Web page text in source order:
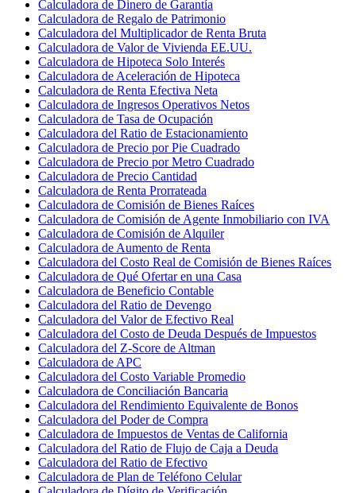
Calculadora de Dinero de Garantía
Calculadora de Regalo de Patrimonio
Calculadora del Multiplicador de Renta Bruta
Calculadora de Valor de Vivienda EE.UU.
Calculadora de Hipoteca Solo Interés
Calculadora de Aceleración de Hipoteca
Calculadora de Renta Efectiva Neta
Calculadora de Ingresos Operativos Netos
Calculadora de Tasa de Ocupación
Calculadora del Ratio de Estacionamiento
Calculadora de Precio por Pie Cuadrado
Calculadora de Precio por Metro Cuadrado
Calculadora de Precio Cantidad
Calculadora de Renta Prorrateada
Calculadora de Comisión de Bienes Raíces
Calculadora de Comisión de Agente Inmobiliario con IVA
Calculadora de Comisión de Alquiler
Calculadora de Aumento de Renta
Calculadora del Costo Real de Comisión de Bienes Raíces
Calculadora de Qué Ofertar en una Casa
Calculadora de Beneficio Contable
Calculadora del Ratio de Devengo
Calculadora del Valor de Efectivo Real
Calculadora del Costo de Deuda Después de Impuestos
Calculadora del Z-Score de Altman
Calculadora de APC
Calculadora del Costo Variable Promedio
Calculadora de Conciliación Bancaria
Calculadora del Rendimiento Equivalente de Bonos
Calculadora del Poder de Compra
Calculadora de Impuestos de Ventas de California
Calculadora del Ratio de Flujo de Caja a Deuda
Calculadora del Ratio de Efectivo
Calculadora de Plan de Teléfono Celular